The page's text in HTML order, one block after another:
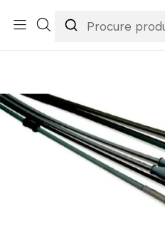
Acessórios & Personalização
Cabo de Embraiagem